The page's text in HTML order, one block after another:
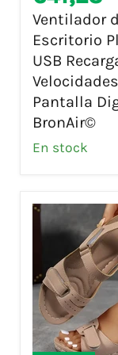
Plegable
USB
Recargable
5
Velocidades
con
Pantalla
|
Ventilador
Escritorio
USB
Pantalla
BronAir©
En stock